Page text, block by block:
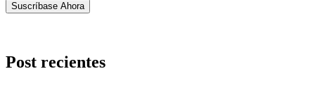
Suscríbase Ahora
Post recientes